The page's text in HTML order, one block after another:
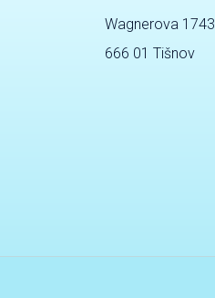
Wagnerova 1743
666 01 Tišnov